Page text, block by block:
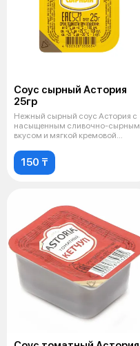
Соус сырный Астория
25гр
Нежный сырный соус Астория с
насыщенным сливочно-сырным
вкусом и мягкой кремовой
150 ₸